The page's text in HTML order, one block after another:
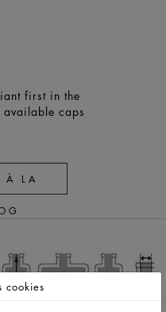
first in the
caps
À LA
cookies